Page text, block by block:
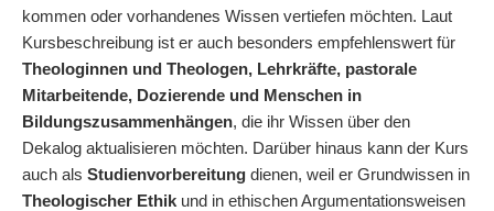
kommen oder vorhandenes Wissen vertiefen möchten. Laut
Kursbeschreibung ist er auch besonders empfehlenswert für
Theologinnen und Theologen, Lehrkräfte, pastorale
Mitarbeitende, Dozierende und Menschen in
Bildungszusammenhängen, die ihr Wissen über den
Dekalog aktualisieren möchten. Darüber hinaus kann der Kurs
auch als Studienvorbereitung dienen, weil er Grundwissen in
Theologischer Ethik und in ethischen Argumentationsweisen